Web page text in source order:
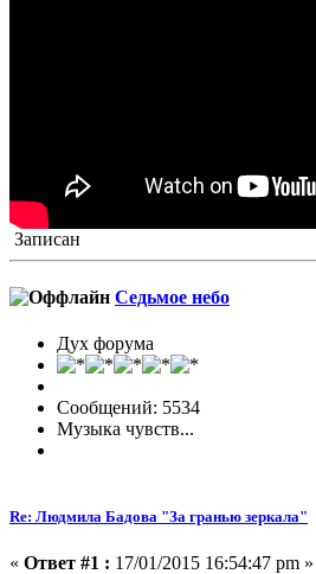
Записан
Седьмое небо
Дух форума
Сообщений: 5534
Музыка чувств...
Re: Людмила Бадова "За гранью зеркала"
« Ответ #1 : 17/01/2015 16:54:47 pm »